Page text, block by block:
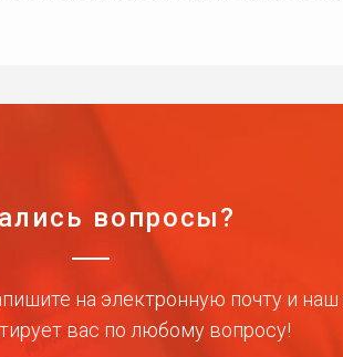
вопросы?
на электронную почту и
вас по любому вопросу!